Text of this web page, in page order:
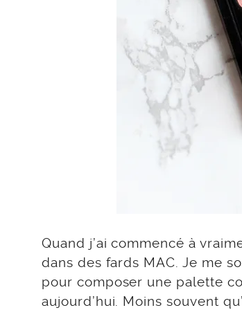
Quand j’ai commencé à
dans des fards MAC. Je me
pour composer une palette
aujourd’hui. Moins souvent